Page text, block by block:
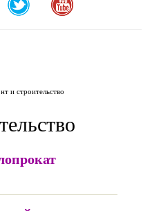
и строительство